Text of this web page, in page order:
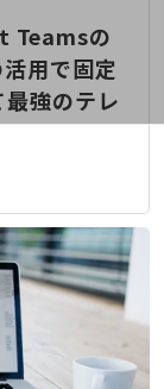
Teamsの
用で固定
強のテレ